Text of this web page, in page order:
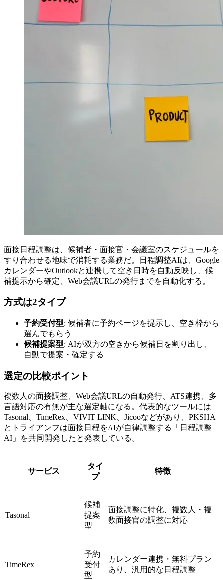
面接日程調整は、候補者・面接官・会議室のスケジュールを
すり合わせる地味で消耗する業務だ。日程調整AIは、Google
カレンダーやOutlookと連携して空き日時を自動反映し、候
補提示から確定、Web会議URLの発行までを自動化する。
方式は2タイプ
予約受付型: 候補者に予約ページを提示し、空き枠から
選んでもらう
候補提案型: AIが双方の空きから候補日を割り出し、
自動で提案・確定する
選定の比較ポイント
複数人の面接調整、Web会議URLの自動発行、ATS連携、多
言語対応の有無が主な選定軸になる。代表的なツールには
Tasonal、TimeRex、VIVIT LINK、Jicooなどがあり、PKSHA
とトライアンフは面接日程をAIが自律調整する「日程調整
AI」を共同開発したと発表している。
サービス
タイ
プ
特徴
Tasonal
候補
提案
型
面接調整に特化、複数人・複
数面接官の調整に対応
TimeRex
予約
受付
型
カレンダー連携・無料プラン
あり、汎用的な日程調整